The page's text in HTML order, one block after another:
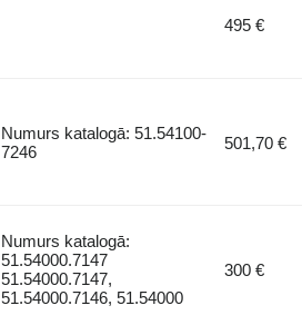
495 €
Numurs katalogā: 51.54100-
7246
501,70 €
Numurs katalogā:
51.54000.7147
51.54000.7147,
51.54000.7146, 51.54000
300 €